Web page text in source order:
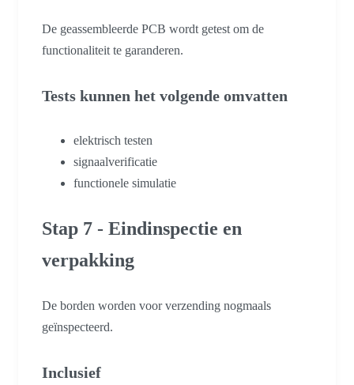
De geassembleerde PCB wordt getest om de
functionaliteit te garanderen.
Tests kunnen het volgende omvatten
elektrisch testen
signaalverificatie
functionele simulatie
Stap 7 - Eindinspectie en
verpakking
De borden worden voor verzending nogmaals
geïnspecteerd.
Inclusief